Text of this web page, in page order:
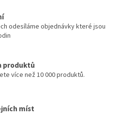
odesíláme objednávky které jsou
produktů
více než 10 000 produktů.
míst